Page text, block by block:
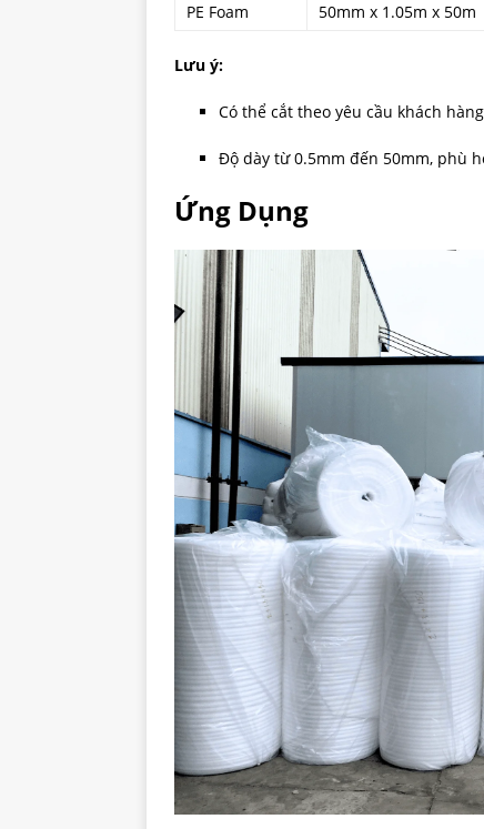
PE Foam
50mm x 1.05m x 50m
Lưu ý:
Có thể cắt theo yêu cầu khách
Độ dày từ 0.5mm đến 50mm, phù
Ứng Dụng